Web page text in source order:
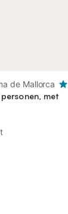
de Mallorca
met